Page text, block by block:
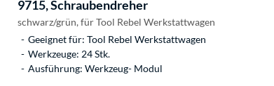
9715, Schraubendreher
schwarz/grün, für Tool Rebel Werkstattwagen
Geeignet für: Tool Rebel Werkstattwagen
Werkzeuge: 24 Stk.
Ausführung: Werkzeug- Modul